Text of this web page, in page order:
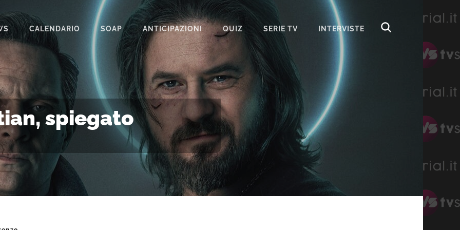
CALENDARIO SOAP
BEAUTIFUL
IL PARADISO DELLE SIGNORE
LA PROMESSA
SEGRETI DI FAMIGLIA
TEMPESTA D’AMORE
UN POSTO AL SOLE
ANTICIPAZIONI QUIZ SERIE TV INTERVISTE
spiegato